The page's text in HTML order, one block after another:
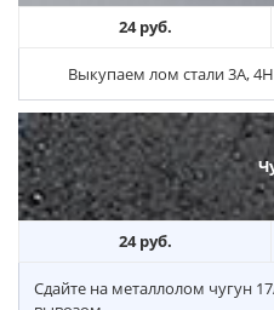
24 руб.
Выкупаем лом стали 3А,
24 руб.
Сдайте на металлолом чугун